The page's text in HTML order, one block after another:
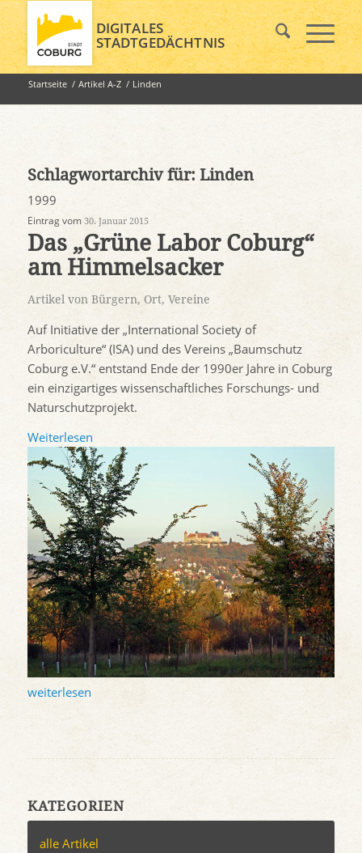
DIGITALES
STADTGEDÄCHTNIS
Startseite / Artikel A-Z / Linden
Schlagwortarchiv für: Linden
1999
Eintrag vom 30. Januar 2015
Das „Grüne Labor Coburg“
am Himmelsacker
Artikel von Bürgern, Ort, Vereine
Auf Initiative der „International Society of
Arboriculture“ (ISA) und des Vereins „Baumschutz
Coburg e.V.“ entstand Ende der 1990er Jahre in Coburg
ein einzigartiges wissenschaftliches Forschungs- und
Naturschutzprojekt.
Weiterlesen
weiterlesen
KATEGORIEN
alle Artikel